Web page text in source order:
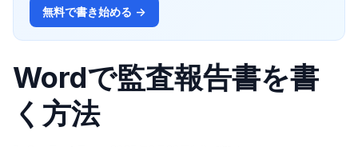
無料で書き始める →
Wordで監査報告書を書
く方法